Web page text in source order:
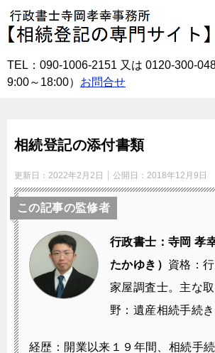
TEL：090-1006-2151 又は 0120-300-
9:00～18:00） お問合せ
相続登記の添付書類
更新日： 2022年2月2日 公開日： 2018年12月9日
この記事の監修者
行政書士：寺岡 孝
たかゆき） 資格：
家屋調査士。 主な
野：遺産相続手続き
経歴：開業以来１９年間、相続手